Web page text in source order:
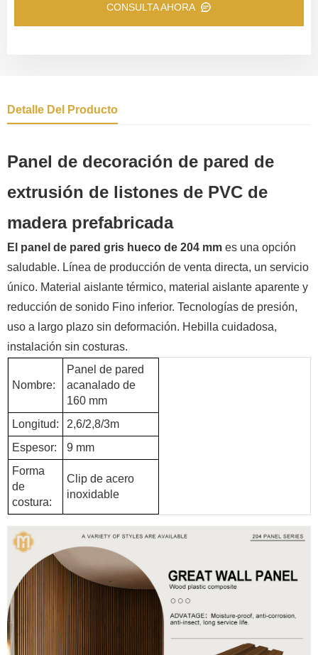
CONSULTA AHORA
Detalle Del Producto
Panel de decoración de pared de
extrusión de listones de PVC de
madera prefabricada
El panel de pared gris hueco de 204 mm es una opción
saludable. Línea de producción de venta directa, un servicio
único. Material aislante térmico, material aislante aparente y
reducción de sonido Fino inferior. Tecnologías de presión,
uso a largo plazo sin deformación. Hebilla cuidadosa,
instalación sin costuras.
Nombre:
Panel de pared
acanalado de
160 mm
Longitud:
2,6/2,8/3m
Espesor:
9 mm
Forma
de
costura:
Clip de acero
inoxidable